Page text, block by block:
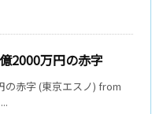
2000万円の赤字
の赤字 (東京エスノ) from